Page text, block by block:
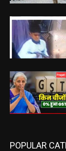
POPULAR